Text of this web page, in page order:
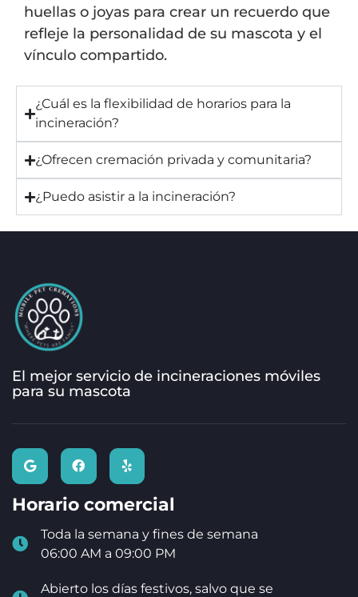
huellas o joyas para crear un recuerdo que
refleje la personalidad de su mascota y el
vínculo compartido.
¿Cuál es la flexibilidad de horarios para la
incineración?
¿Ofrecen cremación privada y comunitaria?
¿Puedo asistir a la incineración?
El mejor servicio de incineraciones móviles
para su mascota
Horario comercial
Toda la semana y fines de semana
06:00 AM a 09:00 PM
Abierto los días festivos, salvo que se